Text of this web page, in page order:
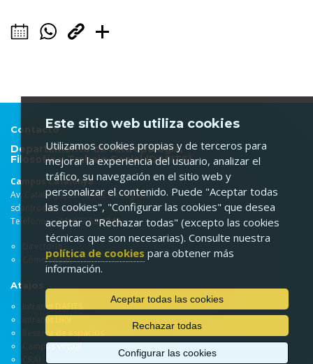
Contacto
Departamento de Antropología,
Filosofía y Trabajo Social (DAFITS)
Campus Catalunya
Av. Catalunya, 35. 43002 Tarragona
sdantro@urv.cat
Teléfono: (+34) 977 559748
Directorio
Cómo llegar
Atajos
Intranet DAFITS
Intranet URV
Reserva de espacios
Campus virtual
CRAI
Este sitio web utiliza cookies
Utilizamos cookies propias y de terceros para
mejorar la experiencia del usuario, analizar el
tráfico, su navegación en el sitio web y
personalizar el contenido. Puede "Aceptar todas
las cookies", "Configurar las cookies" que desea
aceptar o "Rechazar todas" (excepto las cookies
técnicas que son necesarias). Consulte nuestra
política de cookies para obtener más
información.
Aceptar todas las cookies
Rechazar todas
Configurar las cookies